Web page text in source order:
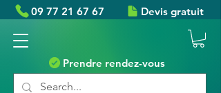
09 77 21 67 67 Devis gratuit
Prendre rendez-vous